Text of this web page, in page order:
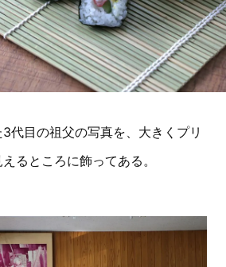
代目の祖父の写真を、大きくプリ
るところに飾ってある。